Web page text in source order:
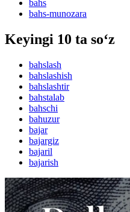
bahs
bahs-munozara
Keyingi 10 ta so‘z
bahslash
bahslashish
bahslashtir
bahstalab
bahschi
bahuzur
bajar
bajargiz
bajaril
bajarish